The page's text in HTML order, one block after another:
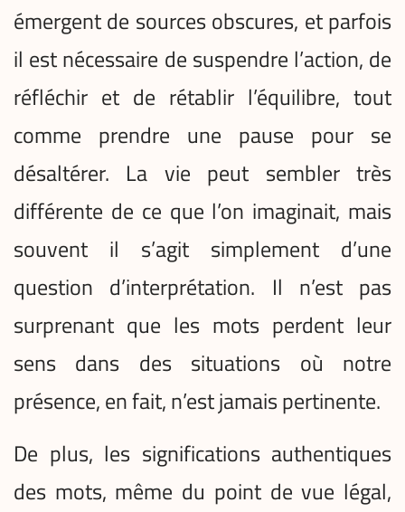
émergent de sources obscures, et parfois
il est nécessaire de suspendre l’action, de
réfléchir et de rétablir l’équilibre, tout
comme prendre une pause pour se
désaltérer. La vie peut sembler très
différente de ce que l’on imaginait, mais
souvent il s’agit simplement d’une
question d’interprétation. Il n’est pas
surprenant que les mots perdent leur
sens dans des situations où notre
présence, en fait, n’est jamais pertinente.
De plus, les significations authentiques
des mots, même du point de vue légal,